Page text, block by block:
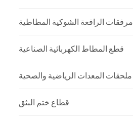
مرفقات الرافعة الشوكية المطاطية
قطع المطاط الكهربائية الصناعية
ملحقات المعدات الرياضية والصحية
قطاع ختم البثق